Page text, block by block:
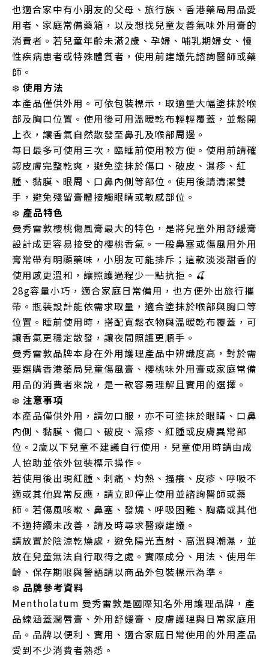
也適合家中有小朋友的父母、旅行族、香港藥局用品愛
用者、家庭常備藥箱，以及想找兒童友善氣味外用膏的
消費者。若兒童年齡未滿2歲、孕婦、哺乳期婦女、慢
性疾病患者或特殊體質者，使用前建議先諮詢醫師或藥
師。
❄️ 使用方法
本產品僅供外用。可依包裝標示，取適量大幅塗抹於喉
部及胸口位置。使用後可用溫暖乾布輕輕覆蓋，並鬆開
上衣，讓香氣自然散發至鼻孔及喉部周邊。
每日最多可使用三次，臨睡前使用較方便。使用前請確
認皮膚完整乾爽，避免塗抹於傷口、破皮、濕疹、紅
腫、黏膜、眼周、口鼻內側等部位。使用後請清潔雙
手，避免殘留膏體接觸眼睛或敏感部位。
❄️ 產品特色
曼秀雷敦櫻桃傷風膏最大的特色，是將兒童外用舒緩膏
設計成更容易接受的櫻桃香氣。一般鼻塞或傷風用外用
膏常帶有明顯藥味，小朋友可能排斥；這款淡淡甜香的
使用感更溫和，讓照護過程少一點抗拒。🍒
28g容量小巧，適合家庭日常備用，也方便外出旅行攜
帶。瓶裝設計能依需求取量，適合塗抹於喉部與胸口等
位置。睡前使用時，搭配寬鬆衣物與溫暖乾布覆蓋，可
讓香氣更穩定散發，讓夜間照護更順手。
曼秀雷敦品牌本身在外用護理產品中辨識度高，對於需
要選購香港藥局兒童傷風膏、櫻桃味外用膏或家庭常備
用品的消費者來說，是一款容易理解且實用的選擇。
❄️ 注意事項
本產品僅供外用，請勿口服，亦不可塗抹於眼睛、口鼻
內側、黏膜、傷口、破皮、濕疹、紅腫或皮膚異常部
位。2歲以下兒童不建議自行使用，兒童使用時請由成
人協助並依外包裝標示操作。
若使用後出現紅腫、刺痛、灼熱、搔癢、皮疹、呼吸不
適或其他異常反應，請立即停止使用並諮詢醫師或藥
師。若傷風咳嗽、鼻塞、發燒、呼吸困難、胸痛或其他
不適持續未改善，請及時尋求醫療建議。
請放置於陰涼乾燥處，避免陽光直射、高溫與潮濕，並
放在兒童無法自行取得之處。實際成分、用法、使用年
齡、保存期限與警語請以商品外包裝標示為準。
❄️ 品牌參考資料
Mentholatum 曼秀雷敦是國際知名外用護理品牌，產
品線涵蓋潤唇膏、外用舒緩膏、皮膚護理與日常家庭用
品。品牌以便利、實用、適合家庭日常使用的外用產品
受到不少消費者熟悉。